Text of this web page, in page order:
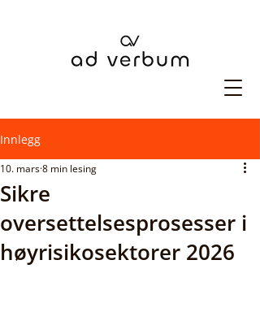
Innlegg
Sikre
oversettelsesprosesser i
høyrisikosektorer 2026
10. mars8 min lesing